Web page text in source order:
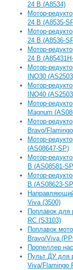
24 В (А8534)
Мотор-
24 В (А8535-
Мотор-
24 В (А8536-
Мотор-
24 В
Мотор-
INO30
Мотор-
INO40
Мотор-
Magnum
Мотор-
Bravo/
Мотор-
(AS08647-SP)
Мотор-
В (AS08581-
Мотор-
В (AS08623-
Viva (3500)
Поплавок для
RC (S3103)
Поплавок
Bravo/Viva
Пропеллер
Пульт ДУ для
Viva/Flamingo